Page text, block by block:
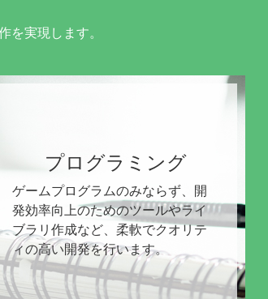
を実現します。
プログラミング
ゲームプログラムのみならず、開
発効率向上のためのツールやライ
ブラリ作成など、柔軟でクオリテ
ィの高い開発を行います。